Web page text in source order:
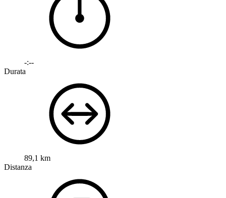
-:--
Durata
89,1 km
Distanza